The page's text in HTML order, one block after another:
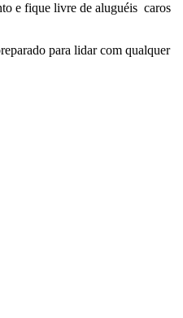
e fique livre de aluguéis caros
para lidar com qualquer